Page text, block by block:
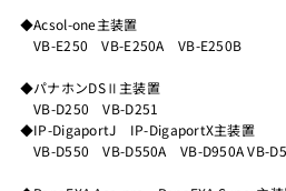
◆Acsol-one主装置
VB-E250 VB-E250A VB-E250B
◆パナホンDSⅡ主装置
VB-D250 VB-D251
◆IP-DigaportJ IP-DigaportX主装置
VB-D550 VB-D550A VB-D950A VB-